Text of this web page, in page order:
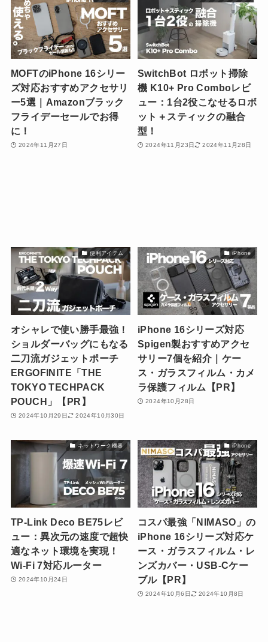
MOFTのiPhone 16シリー
ズ対応おすすめアクセサリ
ー5選｜Amazonブラック
フライデーセールでお得
に！
2024年11月27日
SwitchBot ロボット掃除
機 K10+ Pro Comboレビ
ュー：1台2役こなせるロボ
ット＋スティックの融合
型！
2024年11月23日 2024年11月28日
便利アイテム
オシャレで使い勝手最強！
ショルダーバッグにもなる
二刀流ガジェットポーチ
ERGOFINITE「THE
TOKYO TECHPACK
POUCH」【PR】
2024年10月29日 2024年10月30日
iPhone
iPhone 16シリーズ対応
Spigen製おすすめアクセ
サリー7個を紹介｜ケー
ス・ガラスフィルム・カメ
ラ保護フィルム【PR】
2024年10月28日
ネットワーク機器
TP-Link Deco BE75レビ
ュー：異次元の速度で超快
適なネット環境を実現！
Wi-Fi 7対応ルーター
2024年10月24日
iPhone
コスパ最強「NIMASO」の
iPhone 16シリーズ対応ケ
ース・ガラスフィルム・レ
ンズカバー・USB-Cケー
ブル【PR】
2024年10月6日 2024年10月8日